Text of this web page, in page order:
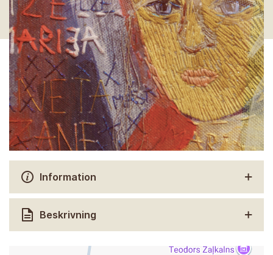
Information
Beskrivning